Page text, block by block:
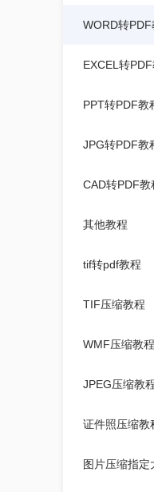
WORD转PDF
EXCEL转
PPT转PDF教
JPG转PDF教
CAD转PDF教
其他教程
tif转pdf教程
TIF压缩教程
WMF压缩教程
JPEG压缩教
证件照压缩教
图片压缩指定